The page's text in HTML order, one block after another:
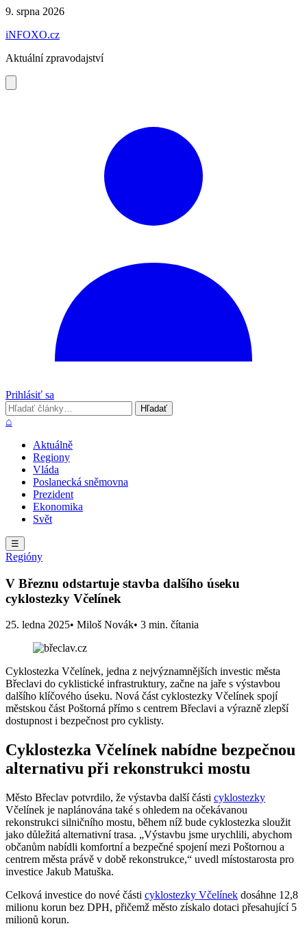
Preskočiť
obsah
9. srpna 2026
iNFOXO.cz
Aktuální zpravodajství
Prihlásiť sa
Hľadať
Hľadať
⌂
Aktuálně
Regiony
Vláda
Poslanecká sněmovna
Prezident
Ekonomika
Svět
☰
Regióny
V Březnu odstartuje stavba dalšího úseku
cyklostezky Včelínek
25. ledna 2025• Miloš Novák• 3 min. čítania
Cyklostezka Včelínek, jedna z nejvýznamnějších investic města
Břeclavi do cyklistické infrastruktury, začne na jaře s výstavbou
dalšího klíčového úseku. Nová část cyklostezky Včelínek spojí
městskou část Poštorná přímo s centrem Břeclavi a výrazně zlepší
dostupnost i bezpečnost pro cyklisty.
Cyklostezka Včelínek nabídne bezpečnou
alternativu při rekonstrukci mostu
Město Břeclav potvrdilo, že výstavba další části cyklostezky
Včelínek je naplánována také s ohledem na očekávanou
rekonstrukci silničního mostu, během níž bude cyklostezka sloužit
jako důležitá alternativní trasa. „Výstavbu jsme urychlili, abychom
občanům nabídli komfortní a bezpečné spojení mezi Poštornou a
centrem města právě v době rekonstrukce,“ uvedl místostarosta pro
investice Jakub Matuška.
Celková investice do nové části cyklostezky Včelínek dosáhne 12,8
milionu korun bez DPH, přičemž město získalo dotaci přesahující 5
milionů korun.